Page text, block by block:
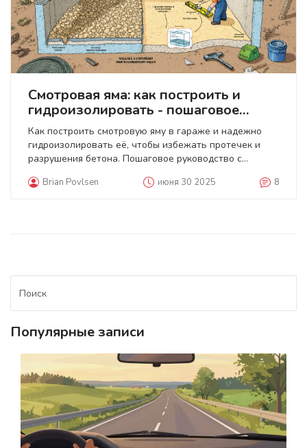
Смотровая яма: как построить и
гидроизолировать - пошаговое
руководство для гаража
Как построить смотровую яму в гараже и надежно
гидроизолировать её, чтобы избежать протечек и
разрушения бетона. Пошаговое руководство с
Brian Povlsen июня 30 2025 8
Популярные записи